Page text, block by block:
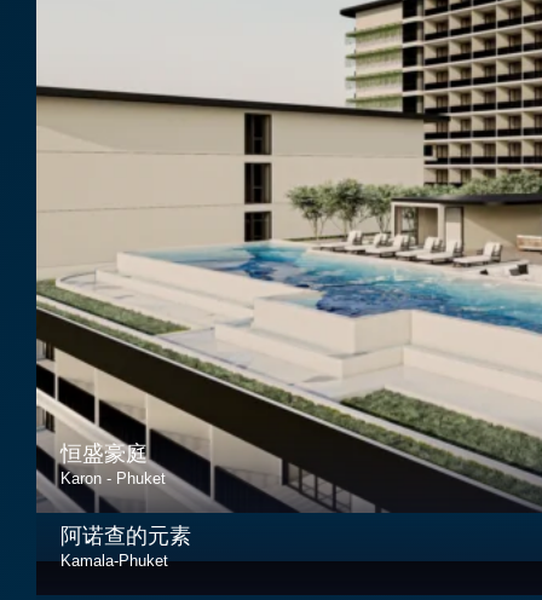
恒盛豪庭
Karon - Phuket
阿诺查的元素
Kamala-Phuket